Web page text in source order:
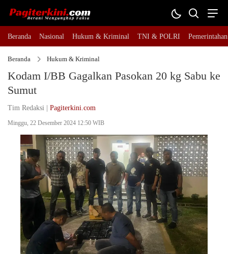
Beranda Nasional Hukum & Kriminal TNI & POLRI Pemerintahan
Beranda Hukum & Kriminal
Kodam I/BB Gagalkan Pasokan 20 kg Sabu ke
Sumut
Tim Redaksi | Pagiterkini.com
Minggu, 22 Desember 2024 12:50 WIB